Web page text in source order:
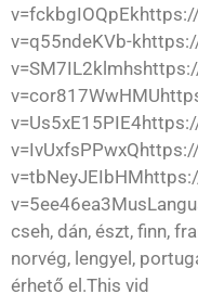
v=q55ndeKVb-
cseh, dán, észt, finn,
norvég, lengyel,
érhető el.This vid